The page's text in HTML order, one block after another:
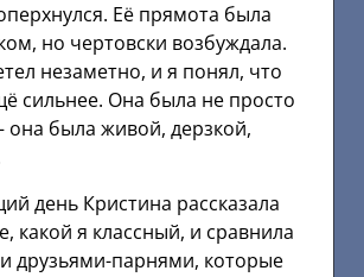
Её прямота была
но чертовски возбуждала.
незаметно, и я понял, что
сильнее. Она была не просто
она была живой, дерзкой,
день Кристина рассказала
какой я классный, и сравнила
друзьями-парнями, которые